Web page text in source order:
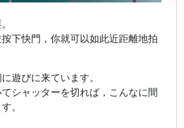
下快門，你就可以如此近距離地拍
遊びに来ています。
シャッターを切れば，こんなに間
。